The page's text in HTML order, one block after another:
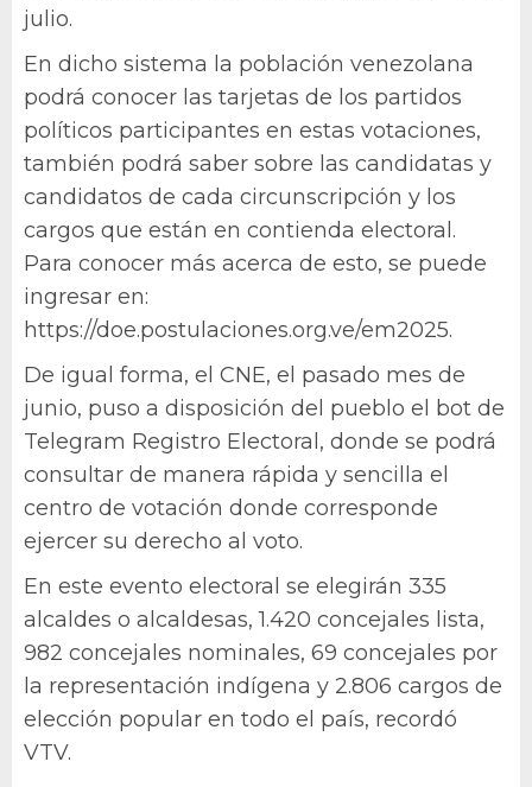
julio.
En dicho sistema la población venezolana
podrá conocer las tarjetas de los partidos
políticos participantes en estas votaciones,
también podrá saber sobre las candidatas y
candidatos de cada circunscripción y los
cargos que están en contienda electoral.
Para conocer más acerca de esto, se puede
ingresar en:
https://doe.postulaciones.org.ve/em2025.
De igual forma, el CNE, el pasado mes de
junio, puso a disposición del pueblo el bot de
Telegram Registro Electoral, donde se podrá
consultar de manera rápida y sencilla el
centro de votación donde corresponde
ejercer su derecho al voto.
En este evento electoral se elegirán 335
alcaldes o alcaldesas, 1.420 concejales lista,
982 concejales nominales, 69 concejales por
la representación indígena y 2.806 cargos de
elección popular en todo el país, recordó
VTV.